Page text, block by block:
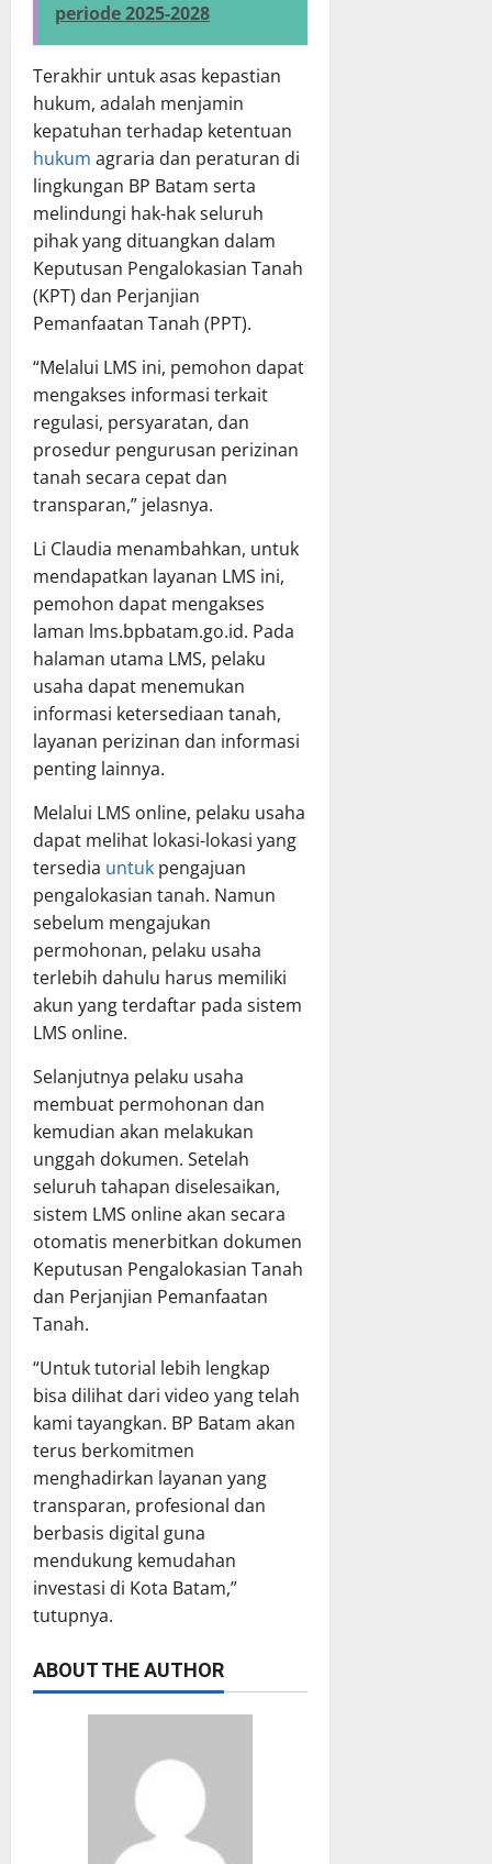
periode 2025-2028
Terakhir untuk asas kepastian
hukum, adalah menjamin
kepatuhan terhadap ketentuan
hukum agraria dan peraturan di
lingkungan BP Batam serta
melindungi hak-hak seluruh
pihak yang dituangkan dalam
Keputusan Pengalokasian Tanah
(KPT) dan Perjanjian
Pemanfaatan Tanah (PPT).
“Melalui LMS ini, pemohon dapat
mengakses informasi terkait
regulasi, persyaratan, dan
prosedur pengurusan perizinan
tanah secara cepat dan
transparan,” jelasnya.
Li Claudia menambahkan, untuk
mendapatkan layanan LMS ini,
pemohon dapat mengakses
laman lms.bpbatam.go.id. Pada
halaman utama LMS, pelaku
usaha dapat menemukan
informasi ketersediaan tanah,
layanan perizinan dan informasi
penting lainnya.
Melalui LMS online, pelaku usaha
dapat melihat lokasi-lokasi yang
tersedia untuk pengajuan
pengalokasian tanah. Namun
sebelum mengajukan
permohonan, pelaku usaha
terlebih dahulu harus memiliki
akun yang terdaftar pada sistem
LMS online.
Selanjutnya pelaku usaha
membuat permohonan dan
kemudian akan melakukan
unggah dokumen. Setelah
seluruh tahapan diselesaikan,
sistem LMS online akan secara
otomatis menerbitkan dokumen
Keputusan Pengalokasian Tanah
dan Perjanjian Pemanfaatan
Tanah.
“Untuk tutorial lebih lengkap
bisa dilihat dari video yang telah
kami tayangkan. BP Batam akan
terus berkomitmen
menghadirkan layanan yang
transparan, profesional dan
berbasis digital guna
mendukung kemudahan
investasi di Kota Batam,”
tutupnya.
ABOUT THE AUTHOR